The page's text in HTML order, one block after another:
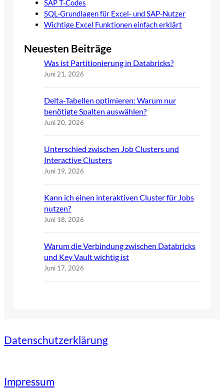
SAP T-Codes
SQL-Grundlagen für Excel- und SAP-Nutzer
Wichtige Excel Funktionen einfach erklärt
Neuesten Beiträge
Was ist Partitionierung in Databricks?
Juni 21, 2026
Delta-Tabellen optimieren: Warum nur
benötigte Spalten auswählen?
Juni 20, 2026
Unterschied zwischen Job Clusters und
Interactive Clusters
Juni 19, 2026
Kann ich einen interaktiven Cluster für Jobs
nutzen?
Juni 18, 2026
Warum die Verbindung zwischen Databricks
und Key Vault wichtig ist
Juni 17, 2026
Datenschutzerklärung
Impressum